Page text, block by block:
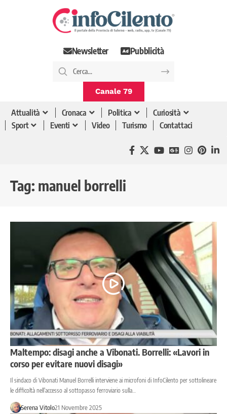
Newsletter Pubblicità
Canale 79
Attualità Cronaca Politica
Curiosità
Sport
Eventi Video Turismo Contattaci
Tag: manuel borrelli
Maltempo: disagi anche a Vibonati. Borrelli: «Lavori in
corso per evitare nuovi disagi»
Il sindaco di Vibonati Manuel Borrelli interviene ai microfoni di InfoCilento per sottolineare
le difficoltà nell’accesso al sottopasso ferroviario sulla…
Serena Vitolo21 Novembre 2025